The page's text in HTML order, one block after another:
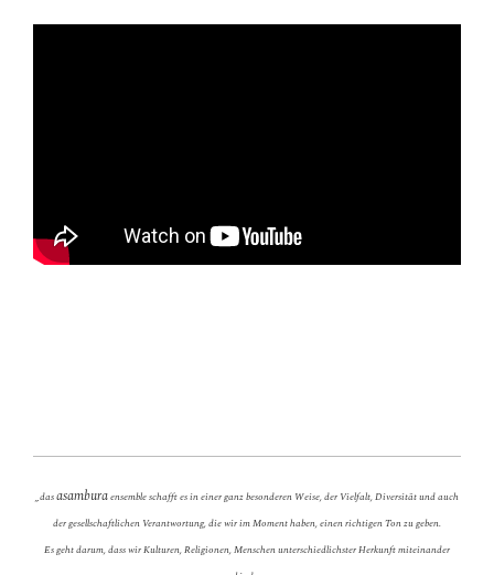
„dasasamburaensemble schafft es in einer ganz besonderen Weise, der Vielfalt, Diversität und auch
der gesellschaftlichen Verantwortung, die wir im Moment haben, einen richtigen Ton zu geben.
Es geht darum, dass wir Kulturen, Religionen, Menschen unterschiedlichster Herkunft miteinander